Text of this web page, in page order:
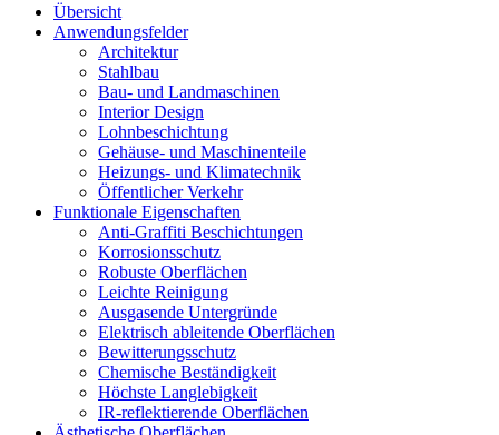
Übersicht
Anwendungsfelder
Architektur
Stahlbau
Bau- und Landmaschinen
Interior Design
Lohnbeschichtung
Gehäuse- und Maschinenteile
Heizungs- und Klimatechnik
Öffentlicher Verkehr
Funktionale Eigenschaften
Anti-Graffiti Beschichtungen
Korrosionsschutz
Robuste Oberflächen
Leichte Reinigung
Ausgasende Untergründe
Elektrisch ableitende Oberflächen
Bewitterungsschutz
Chemische Beständigkeit
Höchste Langlebigkeit
IR-reflektierende Oberflächen